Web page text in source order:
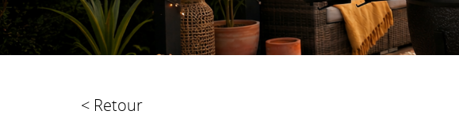
< Retour